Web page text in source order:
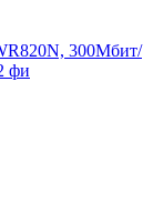
300Мбит/
фи